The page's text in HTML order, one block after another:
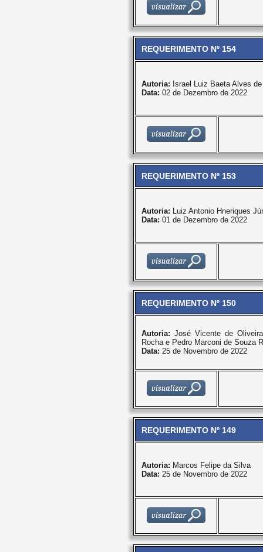
REQUERIMENTO Nº 154
Autoria: Israel Luiz Baeta Alves
Data: 02 de Dezembro de 2022
REQUERIMENTO Nº 153
Autoria: Luiz Antonio Hneriques
Data: 01 de Dezembro de 2022
REQUERIMENTO Nº 150
Autoria: José Vicente de
Rocha e Pedro Marconi de Souza
Data: 25 de Novembro de 2022
REQUERIMENTO Nº 149
Autoria: Marcos Felipe da Silva
Data: 25 de Novembro de 2022